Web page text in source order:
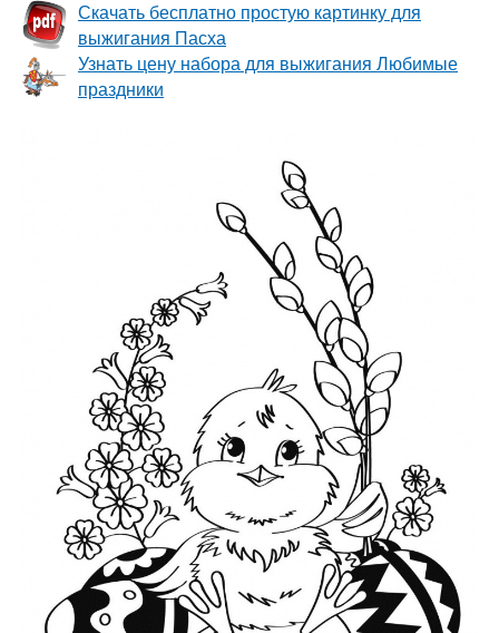
Скачать бесплатно простую картинку для
выжигания Пасха
Узнать цену набора для выжигания Любимые
праздники